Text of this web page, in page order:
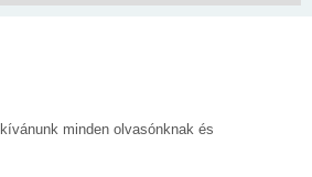
minden olvasónknak és